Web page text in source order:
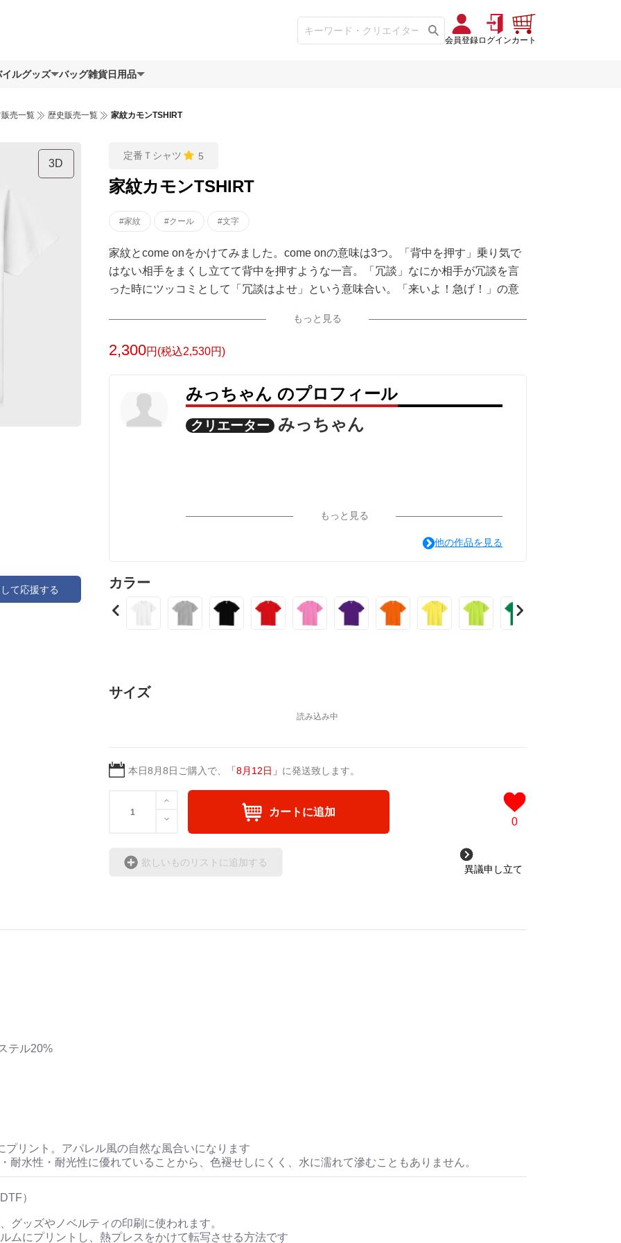
会員登録ログインカート
ルグッズ バッグ雑貨日用品
売一覧 歴史販売一覧 家紋カモンTSHIRT
3D
て応援する
定番Ｔシャツ 5
家紋カモンTSHIRT
#家紋 #クール #文字
家紋とcome onをかけてみました。come onの意味は3つ。「背中を押す」乗り気で
はない相手をまくし立てて背中を押すような一言。「冗談」なにか相手が冗談を言
った時にツッコミとして「冗談はよせ」という意味合い。「来いよ！急げ！」の意
ルな家紋の配色は由来からイメージしてみました。
もっと見る
2,300円(税込2,530円)
みっちゃん のプロフィール
クリエーター みっちゃん
もっと見る
他の作品を見る
カラー
サイズ
本日8月8日 ご購入で、 「8月12日 」 に発送致します。
カートに追加
0
欲しいものリストに追加する
異議申し立て
テル20%
プリント。アパレル風の自然な風合いになります
耐水性・耐光性に優れていることから、色褪せしにくく、水に濡れて滲むこともありません。
）
グッズやノベルティの印刷に使われます。
ムにプリントし、熱プレスをかけて転写させる方法です